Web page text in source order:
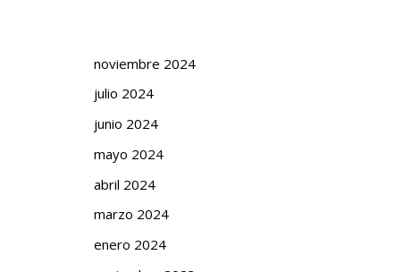
noviembre 2024
julio 2024
junio 2024
mayo 2024
abril 2024
marzo 2024
enero 2024